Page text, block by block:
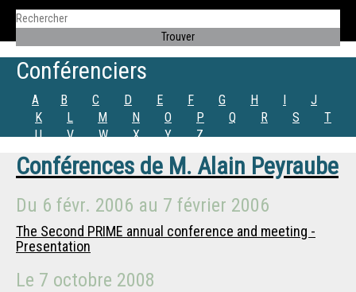
Conférenciers
A B C D E F G H I
J
K
L M N O P Q R S
T
U
V W X Y Z
Conférences de M. Alain Peyraube
Du 6 févr. 2006 au 7 février 2006
The Second PRIME annual conference and meeting -
Presentation
Le 7 octobre 2008